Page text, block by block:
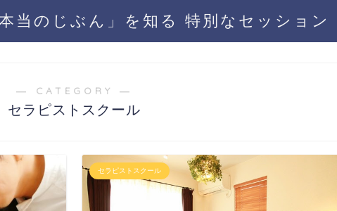
本当のじぶん」を知る 特別なセッショ
― CATEGORY ―
セラピストスクール
セラピストスクール